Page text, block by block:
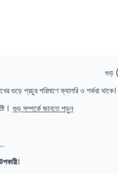
গুড়
প্রচুর পরিমাণে ক্যালরি ও শর্করা থাকে।
। গুড় সম্পর্কে জানতে পড়ুন
।